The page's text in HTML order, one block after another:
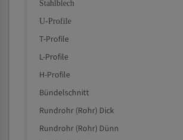
Stahlblech
U-Profile
T-Profile
L-Profile
H-Profile
Bündelschnitt
Rundrohr (Rohr) Dick
Rundrohr (Rohr) Dünn